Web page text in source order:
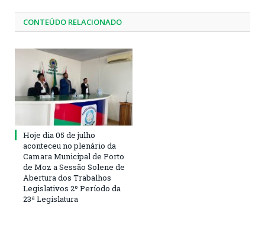
CONTEÚDO RELACIONADO
Hoje dia 05 de julho
aconteceu no plenário da
Camara Municipal de Porto
de Moz a Sessão Solene de
Abertura dos Trabalhos
Legislativos 2º Período da
23ª Legislatura